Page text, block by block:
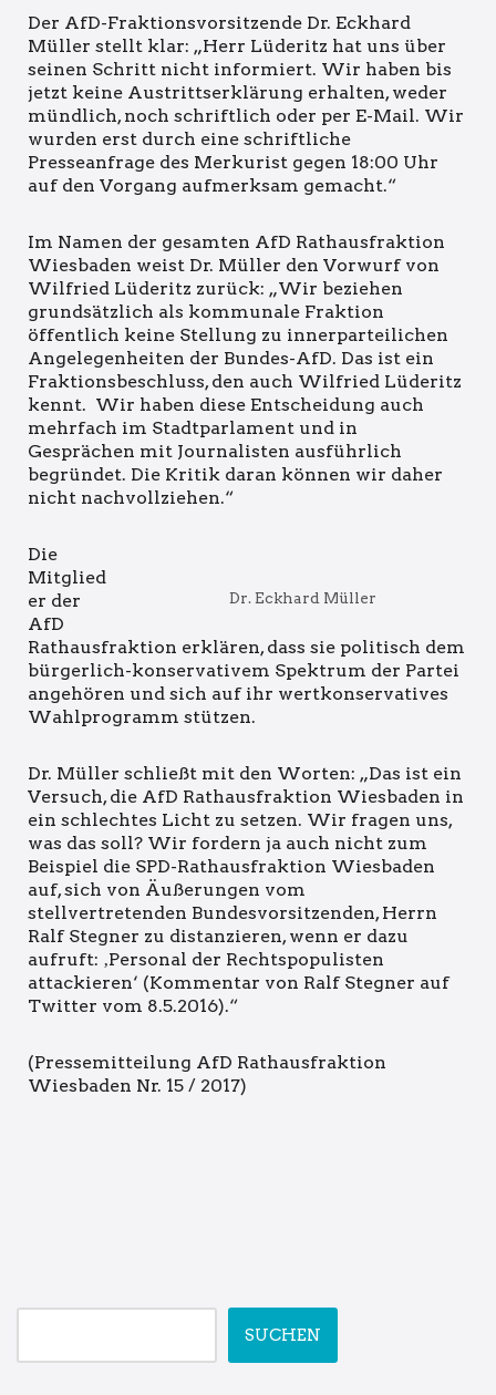
Der AfD-Fraktionsvorsitzende Dr. Eckhard
Müller stellt klar: „Herr Lüderitz hat uns über
seinen Schritt nicht informiert. Wir haben bis
jetzt keine Austrittserklärung erhalten, weder
mündlich, noch schriftlich oder per E-Mail. Wir
wurden erst durch eine schriftliche
Presseanfrage des Merkurist gegen 18:00 Uhr
auf den Vorgang aufmerksam gemacht.“
Im Namen der gesamten AfD Rathausfraktion
Wiesbaden weist Dr. Müller den Vorwurf von
Wilfried Lüderitz zurück: „Wir beziehen
grundsätzlich als kommunale Fraktion
öffentlich keine Stellung zu innerparteilichen
Angelegenheiten der Bundes-AfD. Das ist ein
Fraktionsbeschluss, den auch Wilfried Lüderitz
kennt. Wir haben diese Entscheidung auch
mehrfach im Stadtparlament und in
Gesprächen mit Journalisten ausführlich
begründet. Die Kritik daran können wir daher
nicht nachvollziehen.“
Dr. Eckhard Müller
Die
Mitglied
er der
AfD
Rathausfraktion erklären, dass sie politisch dem
bürgerlich-konservativem Spektrum der Partei
angehören und sich auf ihr wertkonservatives
Wahlprogramm stützen.
Dr. Müller schließt mit den Worten: „Das ist ein
Versuch, die AfD Rathausfraktion Wiesbaden in
ein schlechtes Licht zu setzen. Wir fragen uns,
was das soll? Wir fordern ja auch nicht zum
Beispiel die SPD-Rathausfraktion Wiesbaden
auf, sich von Äußerungen vom
stellvertretenden Bundesvorsitzenden, Herrn
Ralf Stegner zu distanzieren, wenn er dazu
aufruft: ‚Personal der Rechtspopulisten
attackieren‘ (Kommentar von Ralf Stegner auf
Twitter vom 8.5.2016).“
(Pressemitteilung AfD Rathausfraktion
Wiesbaden Nr. 15 / 2017)
SUCHEN